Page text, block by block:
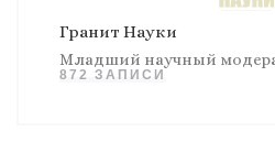
Гранит Науки
Младший научный
872 ЗАПИСИ